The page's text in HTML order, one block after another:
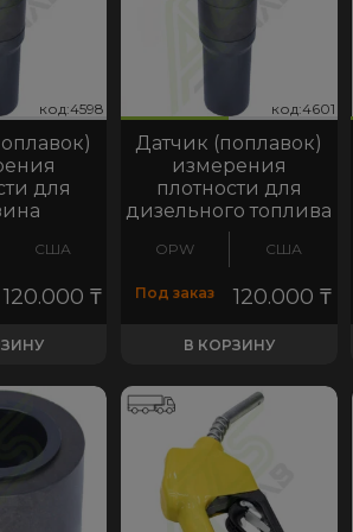
код:4598 код:4598
для
США
120.000 ₸
код:4601 код:4601
Датчик (поплавок)
измерения
плотности для
дизельного топлива
OPW США
Под заказ 120.000₸
В КОРЗИНУ
код:4606 код:4606
код:4610